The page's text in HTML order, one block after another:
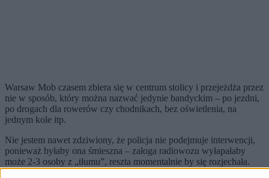
Warsaw Mob czasem zbiera się w centrum stolicy i przejeżdża przez
nie w sposób, który można nazwać jedynie bandyckim – po jezdni,
po drogach dla rowerów czy chodnikach, bez oświetlenia, na
jednym kole itp.
Nie jestem nawet zdziwiony, że policja nie podejmuje interwencji,
ponieważ byłaby ona śmieszna – załoga radiowozu wyłapałaby
może 2-3 osoby z „tłumu”, reszta momentalnie by się rozjechała.
Nie ma lepszego pojazdu do uciekania przed policją niż